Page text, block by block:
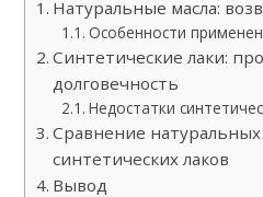
Натуральные масла:
Особенности
Синтетические лаки:
долговечность
Недостатки
Сравнение натуральных
синтетических лаков
Вывод